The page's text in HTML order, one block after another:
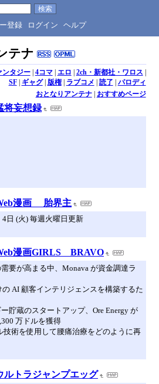
登録 ログイン ヘルプ
テナ
ンタジー| 4コマ| エロ | 2ch・新都社・ワロス |
SF| ギャグ| 版権| ラブコメ | 読了 | パロディ
おとなりアンテナ| おすすめページ
将妄想録
漫画 胎界主
日 (火) 毎週火曜日更新
漫画GIRLS BRAVO
要が高まる中、Monava が資金調達ラ
の AI 顧客インテリジェンスを構築するた
貯蔵のスタートアップ、Ore Energy が
万ドルを獲得
技術を使用して腰痛治療をどのように再
ルトラジャンプエッグ